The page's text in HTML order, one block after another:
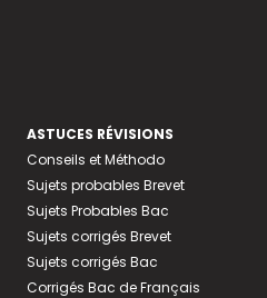
ASTUCES RÉVISIONS
Conseils et Méthodo
Sujets probables Brevet
Sujets Probables Bac
Sujets corrigés Brevet
Sujets corrigés Bac
Corrigés Bac de Français